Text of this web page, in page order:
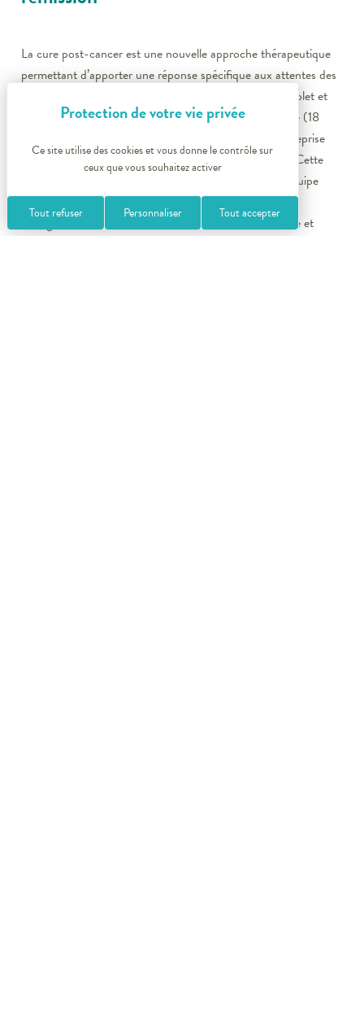
La cure post-cancer est une nouvelle approche thérapeutique
permettant d’apporter une réponse spécifique aux attentes des
patients en rémission d’un cancer. Ce programme complet et
personnalisé associe une cure thermale en dermatologie (18
jours) à des séances de remise en forme basées sur la reprise
progressive d’une activité physique adaptée à la santé. Cette
cure post-cancer a été conjointement créée par une équipe
pluridisciplinaire : médecins, kinésithérapeutes, docteur
enseignant-chercheur, coach forme santé, diététicienne et
Ce site utilise des cookies et vous donne le contrôle sur
ceux que vous souhaitez activer
Tout accepter
Tout refuser Personnaliser